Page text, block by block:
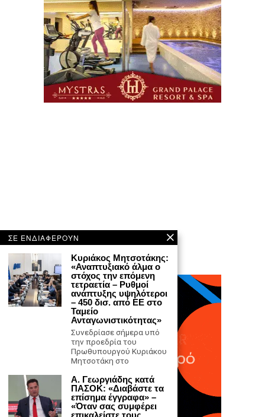
ΣΕ ΕΝΔΙΑΦΕΡΟΥΝ
Κυριάκος Μητσοτάκης:
«Αναπτυξιακό άλμα ο
στόχος την επόμενη
τετραετία – Ρυθμοί
ανάπτυξης υψηλότεροι
– 450 δισ. από ΕΕ στο
Ταμείο
Ανταγωνιστικότητας»
Συνεδρίασε σήμερα υπό
την προεδρία του
Πρωθυπουργού Κυριάκου
Μητσοτάκη στο
Α. Γεωργιάδης κατά
ΠΑΣΟΚ: «Διαβάστε τα
επίσημα έγγραφα» –
«Όταν σας συμφέρει
επικαλείστε τους